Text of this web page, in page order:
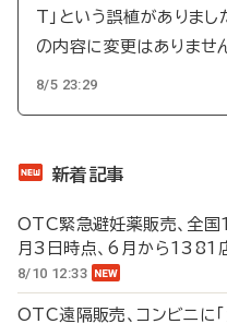
T」という誤植がありまし
の内容に変更はありませ
8/5 23:29
新着記事
OTC緊急避妊薬販売、
月3日時点、6月から1381
8/10 12:33
OTC遠隔販売、コンビニ